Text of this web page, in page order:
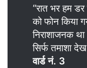
“रात भर हम
को फोन किया
निराशाजनक
सिर्फ तमाशा
वार्ड नं. 3